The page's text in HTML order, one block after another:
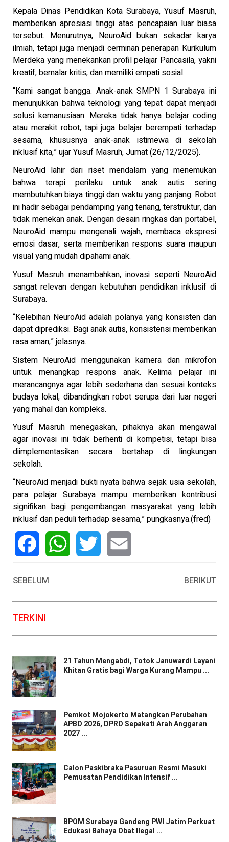
Kepala Dinas Pendidikan Kota Surabaya, Yusuf Masruh,
memberikan apresiasi tinggi atas pencapaian luar biasa
tersebut. Menurutnya, NeuroAid bukan sekadar karya
ilmiah, tetapi juga menjadi cerminan penerapan Kurikulum
Merdeka yang menekankan profil pelajar Pancasila, yakni
kreatif, bernalar kritis, dan memiliki empati sosial.
“Kami sangat bangga. Anak-anak SMPN 1 Surabaya ini
menunjukkan bahwa teknologi yang tepat dapat menjadi
solusi kemanusiaan. Mereka tidak hanya belajar coding
atau merakit robot, tapi juga belajar berempati terhadap
sesama, khususnya anak-anak istimewa di sekolah
inklusif kita,” ujar Yusuf Masruh, Jumat (26/12/2025).
NeuroAid lahir dari riset mendalam yang menemukan
bahwa terapi perilaku untuk anak autis sering
membutuhkan biaya tinggi dan waktu yang panjang. Robot
ini hadir sebagai pendamping yang tenang, terstruktur, dan
tidak menekan anak. Dengan desain ringkas dan portabel,
NeuroAid mampu mengenali wajah, membaca ekspresi
emosi dasar, serta memberikan respons suara maupun
visual yang mudah dipahami anak.
Yusuf Masruh menambahkan, inovasi seperti NeuroAid
sangat relevan dengan kebutuhan pendidikan inklusif di
Surabaya.
“Kelebihan NeuroAid adalah polanya yang konsisten dan
dapat diprediksi. Bagi anak autis, konsistensi memberikan
rasa aman,” jelasnya.
Sistem NeuroAid menggunakan kamera dan mikrofon
untuk menangkap respons anak. Kelima pelajar ini
merancangnya agar lebih sederhana dan sesuai konteks
budaya lokal, dibandingkan robot serupa dari luar negeri
yang mahal dan kompleks.
Yusuf Masruh menegaskan, pihaknya akan mengawal
agar inovasi ini tidak berhenti di kompetisi, tetapi bisa
diimplementasikan secara bertahap di lingkungan
sekolah.
“NeuroAid menjadi bukti nyata bahwa sejak usia sekolah,
para pelajar Surabaya mampu memberikan kontribusi
signifikan bagi pengembangan masyarakat yang lebih
inklusif dan peduli terhadap sesama,” pungkasnya.(fred)
SEBELUM
BERIKUT
TERKINI
21 Tahun Mengabdi, Totok Januwardi Layani
Khitan Gratis bagi Warga Kurang Mampu ...
Pemkot Mojokerto Matangkan Perubahan
APBD 2026, DPRD Sepakati Arah Anggaran
2027 ...
Calon Paskibraka Pasuruan Resmi Masuki
Pemusatan Pendidikan Intensif ...
BPOM Surabaya Gandeng PWI Jatim Perkuat
Edukasi Bahaya Obat Ilegal ...